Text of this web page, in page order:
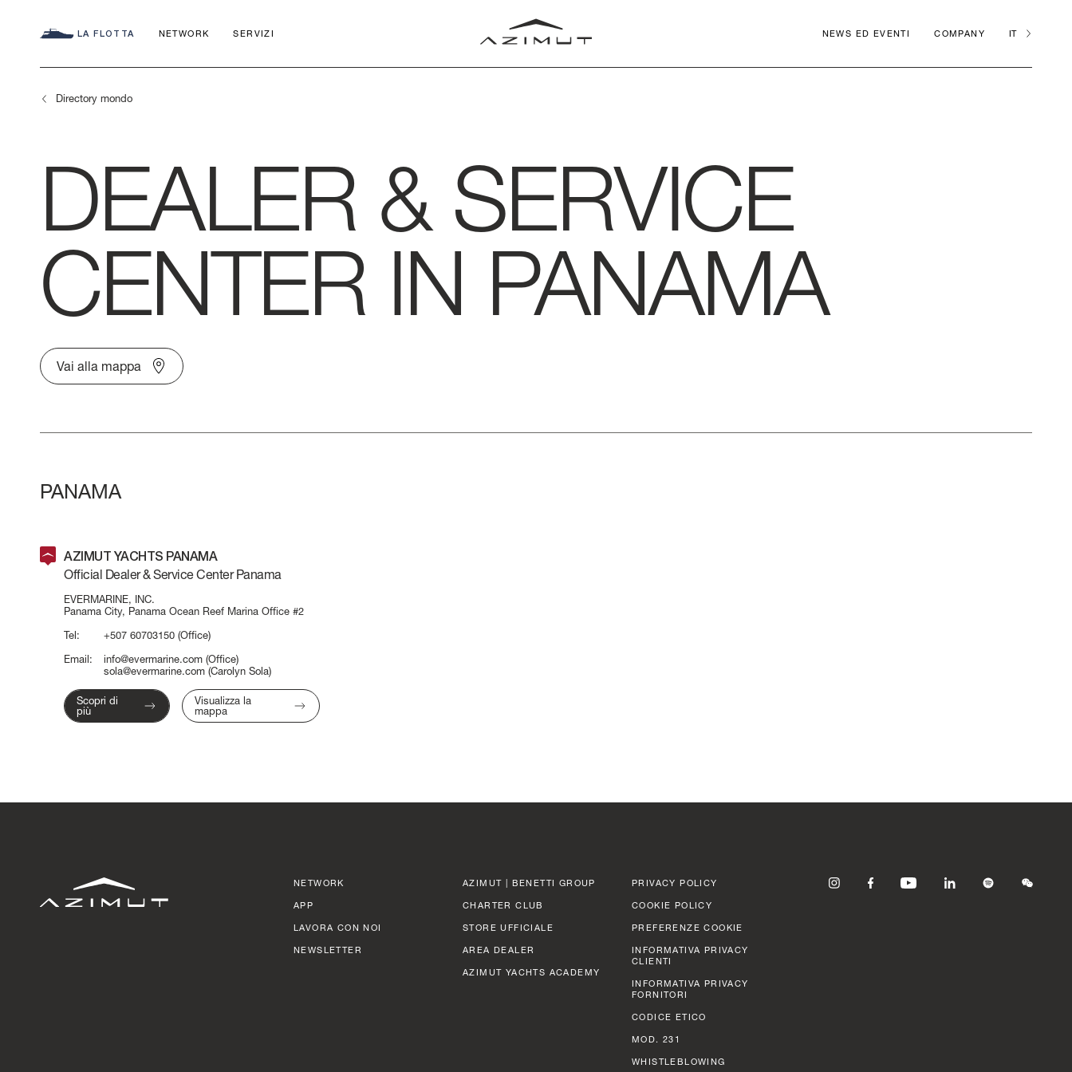
LA FLOTTA NETWORK SERVIZI NEWS ED EVENTI COMPANY IT
SEADECK
FLY
S
MAGELLANO
VERVE
ATLANTIS
GRANDE
Tutti gli Yacht
Confronta yacht
Pre-owned
CHARTER CLUB
APP
IL NOSTRO
IMPEGNO
AZIMUT WORLD
LA STORIA
CONTATTI
LAVORA CON NOI
Directory mondo
DEALER & SERVICE
CENTER IN PANAMA
Vai alla mappa
PANAMA
AZIMUT YACHTS PANAMA
Official Dealer & Service Center Panama
EVERMARINE, INC.
Panama City, Panama Ocean Reef Marina Office #2
Tel:
+507 60703150 (Office)
Email:
info@evermarine.com (Office)
sola@evermarine.com (Carolyn Sola)
Scopri di
più
Visualizza la
mappa
NETWORK
APP
LAVORA CON NOI
NEWSLETTER
AZIMUT | BENETTI GROUP
CHARTER CLUB
STORE UFFICIALE
AREA DEALER
AZIMUT YACHTS ACADEMY
PRIVACY POLICY
COOKIE POLICY
PREFERENZE COOKIE
INFORMATIVA PRIVACY
CLIENTI
INFORMATIVA PRIVACY
FORNITORI
CODICE ETICO
MOD. 231
WHISTLEBLOWING